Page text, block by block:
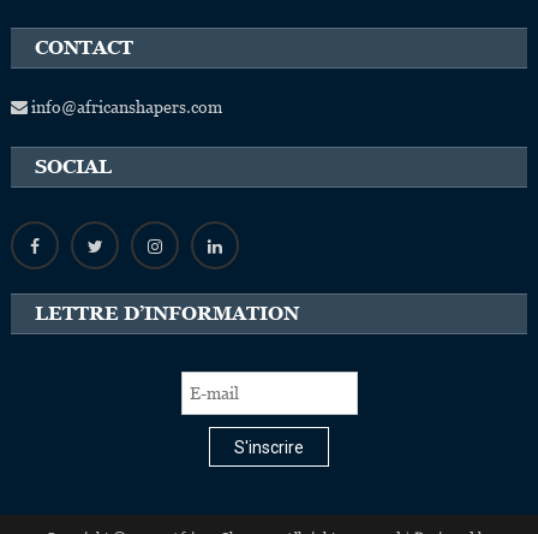
CONTACT
info@africanshapers.com
SOCIAL
LETTRE D’INFORMATION
S'inscrire